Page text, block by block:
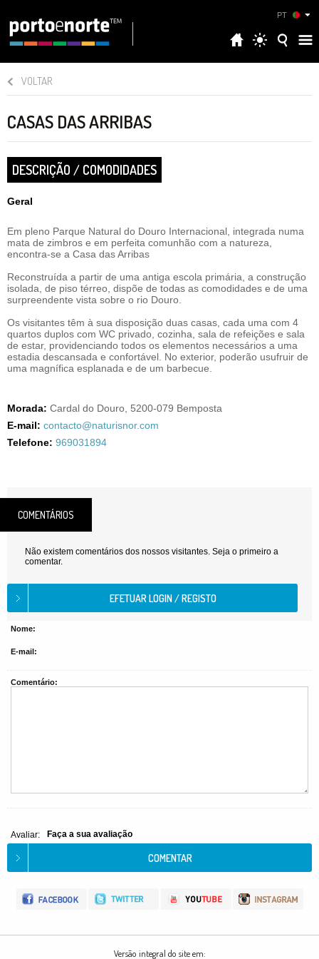
PT
VOLTAR
CASAS DAS ARRIBAS
DESCRIÇÃO / COMODIDADES
Geral
Em pleno Parque Natural do Douro Internacional, integrada numa
mata de zimbros e em perfeita comunhão com a natureza,
encontra-se a Casa das Arribas
Reconstruída a partir de uma antiga escola primária, a construção
isolada, de piso térreo, dispõe de todas as comodidades e de uma
surpreendente vista sobre o rio Douro.
Os visitantes têm à sua disposição duas casas, cada uma com 4
quartos duplos com WC privado, cozinha, sala de refeições e sala
de estar, providenciando todos os elementos necessários a uma
estadia descansada e confortável. No exterior, poderão usufruir de
uma magnífica esplanada e de um barbecue.
Morada: Cardal do Douro, 5200-079 Bemposta
E-mail: contacto@naturisnor.com
Telefone: 969031894
COMENTÁRIOS
Não existem comentários dos nossos visitantes. Seja o primeiro a
comentar.
Nome:
E-mail:
Comentário:
Avaliar: Faça a sua avaliação
Versão integral do site em: